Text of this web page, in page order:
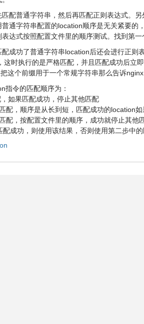
匹配普通字符串，然后再匹配正则表达式。
通字符串配置的location顺序是无关紧要的
达式按照配置文件里的顺序测试。找到第一
成功了普通字符串location后还会进行正则
这时执行的是严格匹配，并且匹配成功后立
这个前缀用于一个常规字符串那么告诉
指令的匹配顺序为：
，如果匹配成功，停止其他匹配
配，顺序是从长到短，匹配成功的location如
配，按配置文件里的顺序，成功就停止其他匹
成功，则使用该结果，否则使用第二步中的